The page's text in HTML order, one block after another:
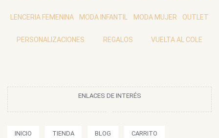
LENCERIA FEMENINA MODA INFANTIL MODA MUJER OUTLET
PERSONALIZACIONES REGALOS VUELTA AL COLE
ENLACES DE INTERÉS
INICIO TIENDA BLOG CARRITO